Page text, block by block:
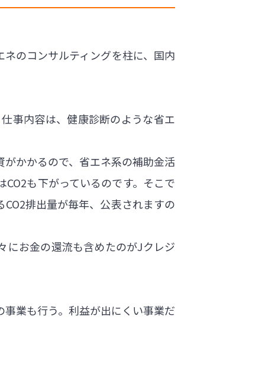
のコンサルティングを柱に、国内
事内容は、健康診断のような省エ
かかるので、省エネ系の補助金活
も下がっているのです。そこで
排出量が毎年、公表されますの
にお金の還流も含めたのがJクレジ
業も行う。利益が出にくい事業だ